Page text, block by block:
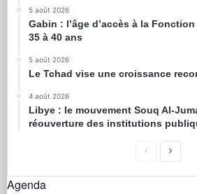
5 août 2026
Gabin : l’âge d’accès à la
35 à 40 ans
5 août 2026
Le Tchad vise une croissance
4 août 2026
Libye : le mouvement Souq Al-
réouverture des institutions
Agenda